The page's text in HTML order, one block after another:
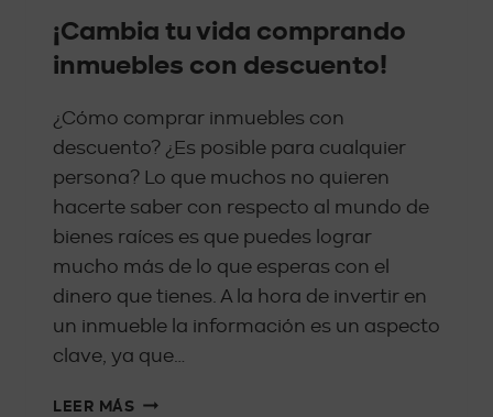
¡Cambia tu vida comprando
inmuebles con descuento!
¿Cómo comprar inmuebles con
descuento? ¿Es posible para cualquier
persona? Lo que muchos no quieren
hacerte saber con respecto al mundo de
bienes raíces es que puedes lograr
mucho más de lo que esperas con el
dinero que tienes. A la hora de invertir en
un inmueble la información es un aspecto
clave, ya que…
LEER MÁS